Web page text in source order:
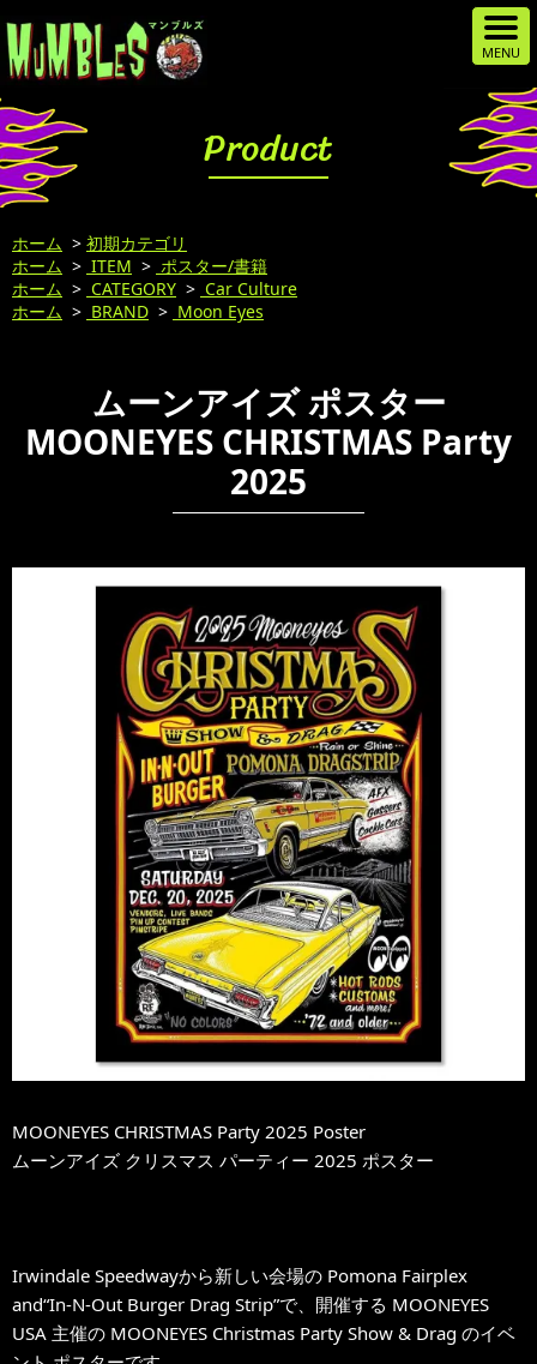
Product
ホーム > 初期カテゴリ
ホーム > ITEM > ポスター/書籍
ホーム > CATEGORY > Car Culture
ホーム > BRAND > Moon Eyes
ムーンアイズ ポスター
MOONEYES CHRISTMAS Party
2025
MOONEYES CHRISTMAS Party 2025 Poster
ムーンアイズ クリスマス パーティー 2025 ポスター
Irwindale Speedwayから新しい会場の Pomona Fairplex
and“In-N-Out Burger Drag Strip”で、開催する MOONEYES
USA 主催の MOONEYES Christmas Party Show & Drag のイベ